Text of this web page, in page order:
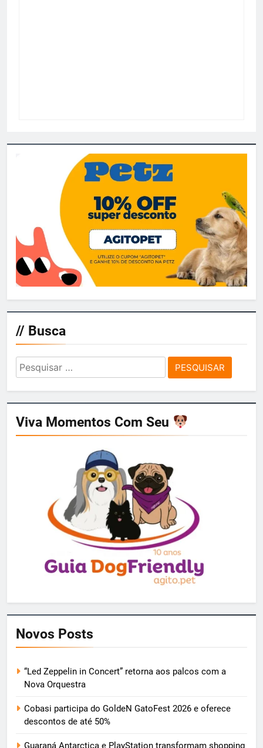
// Busca
Pesquisar
por:
Viva Momentos Com Seu
Novos Posts
“Led Zeppelin in Concert” retorna aos palcos com a
Nova Orquestra
Cobasi participa do GoldeN GatoFest 2026 e oferece
descontos de até 50%
Guaraná Antarctica e PlayStation transformam shopping